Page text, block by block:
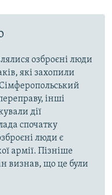
озброєні люди
які захопили
інші
дії
спочатку
люди є
армії. Пізніше
визнав, що це були